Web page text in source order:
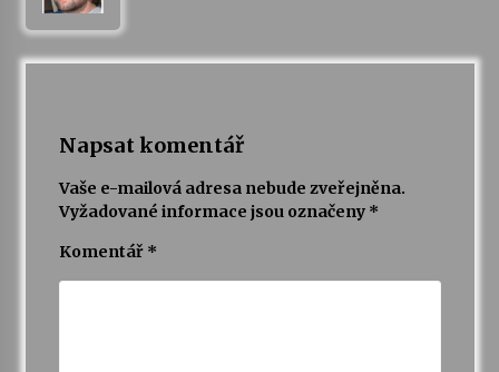
Napsat komentář
Vaše e-mailová adresa nebude zveřejněna.
Vyžadované informace jsou označeny *
Komentář *